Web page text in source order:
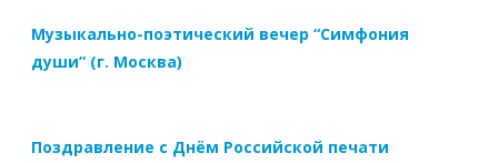
Музыкально-поэтический вечер “Симфония
души” (г. Москва)
Поздравление с Днём Российской печати